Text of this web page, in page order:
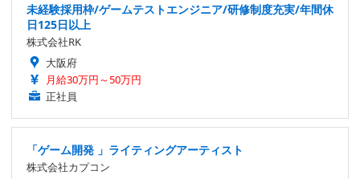
未経験採用枠/ゲームテストエンジニア/研修制度充実/年間休
日125日以上
株式会社RK
大阪府
月給30万円～50万円
正社員
「ゲーム開発 」ライティングアーティスト
株式会社カプコン